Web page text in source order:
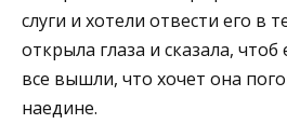
слуги и хотели отвести его в
открыла глаза и сказала, чтоб
все вышли, что хочет она
наедине.